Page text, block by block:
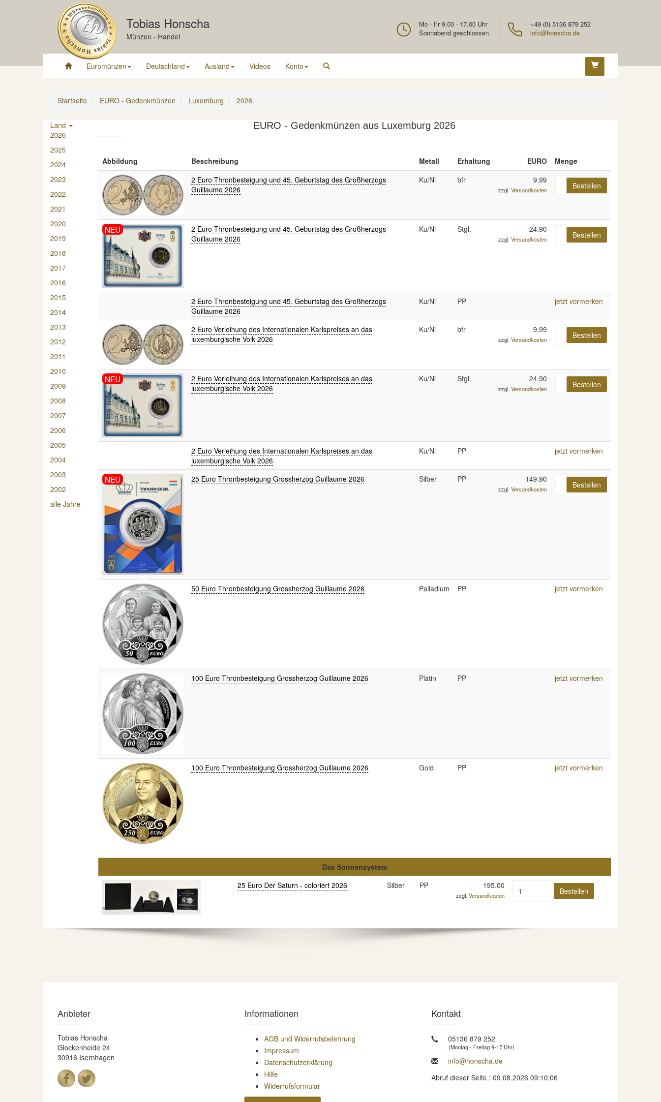
Tobias Honscha
Münzen - Handel
+49 (0) 5136 879 252
info@honscha.de
Mo - Fr 9.00 - 17.00 Uhr
Sonnabend geschlossen
Euromünzen Deutschland Ausland Videos Konto
Startseite EURO - Gedenkmünzen Luxemburg 2026
Land
2026
2025
2024
2023
2022
2021
2020
2019
2018
2017
2016
2015
2014
2013
2012
2011
2010
2009
2008
2007
2006
2005
2004
2003
2002
alle Jahre
EURO - Gedenkmünzen aus Luxemburg 2026
Abbildung Beschreibung Metall Erhaltung EURO
Menge
2 Euro Thronbesteigung und 45. Geburtstag des Großherzogs
Guillaume 2026
Ku/Ni bfr 9.99
zzgl. Versandkosten
NEU
2 Euro Thronbesteigung und 45. Geburtstag des Großherzogs
Guillaume 2026
Ku/Ni Stgl. 24.90
zzgl. Versandkosten
2 Euro Thronbesteigung und 45. Geburtstag des Großherzogs
Guillaume 2026
Ku/Ni PP jetzt vormerken
2 Euro Verleihung des Internationalen Karlspreises an das
luxemburgische Volk 2026
Ku/Ni bfr 9.99
zzgl. Versandkosten
NEU
2 Euro Verleihung des Internationalen Karlspreises an das
luxemburgische Volk 2026
Ku/Ni Stgl. 24.90
zzgl. Versandkosten
2 Euro Verleihung des Internationalen Karlspreises an das
luxemburgische Volk 2026
Ku/Ni PP jetzt vormerken
NEU 25 Euro Thronbesteigung Grossherzog Guillaume 2026 Silber PP 149.90
zzgl. Versandkosten
50 Euro Thronbesteigung Grossherzog Guillaume 2026 Palladium PP jetzt vormerken
100 Euro Thronbesteigung Grossherzog Guillaume 2026 Platin PP jetzt vormerken
100 Euro Thronbesteigung Grossherzog Guillaume 2026 Gold PP jetzt vormerken
Das Sonnensystem
25 Euro Der Saturn - coloriert 2026
Silber PP 195.00
zzgl. Versandkosten
Anbieter
Tobias Honscha
Glockenheide 24
30916 Isernhagen
Informationen
AGB und Widerrufsbelehrung
Impressum
Datenschutzerklärung
Hilfe
Widerrufsformular
Kontakt
05136 879 252
(Montag - Freitag 9-17 Uhr)
info@honscha.de
Abruf dieser Seite : 09.08.2026 09:10:06